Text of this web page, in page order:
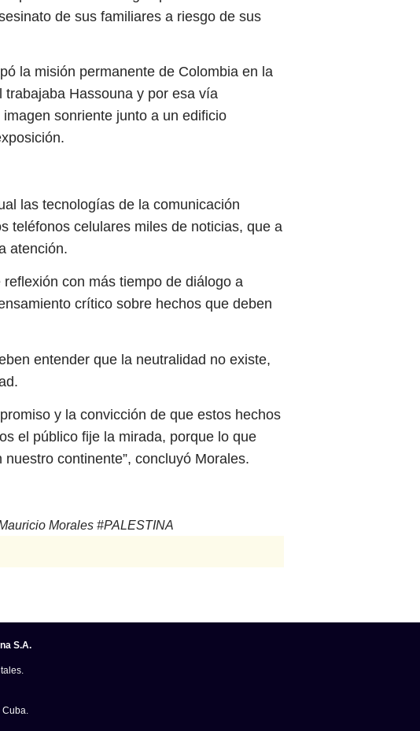
de sus familiares a riesgo de sus
la misión permanente de Colombia en la
Hassouna y por esa vía
sonriente junto a un edificio
las tecnologías de la comunicación
teléfonos celulares miles de noticias, que a
atención.
con más tiempo de diálogo a
crítico sobre hechos que deben
entender que la neutralidad no existe,
y la convicción de que estos hechos
el público fije la mirada, porque lo que
continente”, concluyó Morales.
Morales #PALESTINA
S.A.